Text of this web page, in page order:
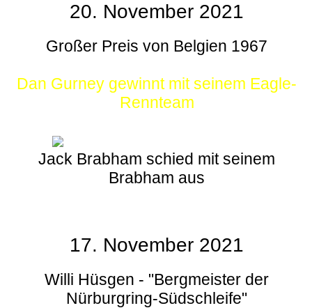
20. November 2021
Großer Preis von Belgien 1967
Dan Gurney gewinnt mit seinem Eagle-
Rennteam
Jack Brabham schied mit seinem
Brabham aus
17. November 2021
Willi Hüsgen - "Bergmeister der
Nürburgring-Südschleife"